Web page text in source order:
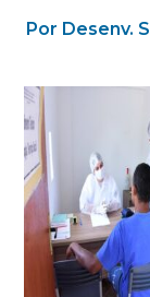
Por Desenv.